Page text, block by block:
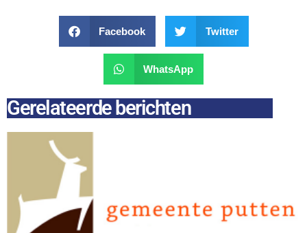
Facebook Twitter
WhatsApp
Gerelateerde berichten